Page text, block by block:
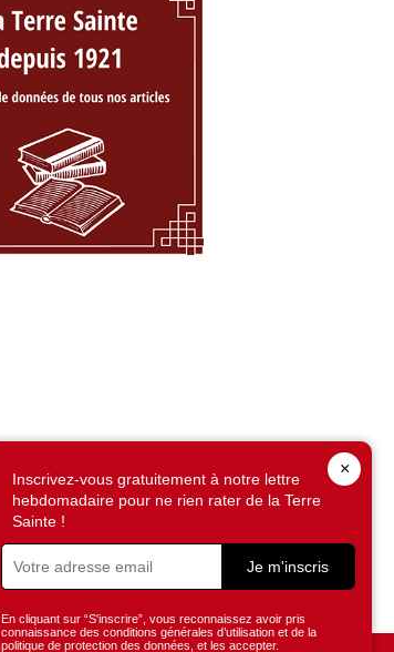
×
Inscrivez-vous gratuitement à notre lettre
hebdomadaire pour ne rien rater de la Terre
Sainte !
Je m'inscris
En cliquant sur “S'inscrire”, vous reconnaissez avoir pris
connaissance des conditions générales d’utilisation et de la
politique de protection des données, et les accepter.